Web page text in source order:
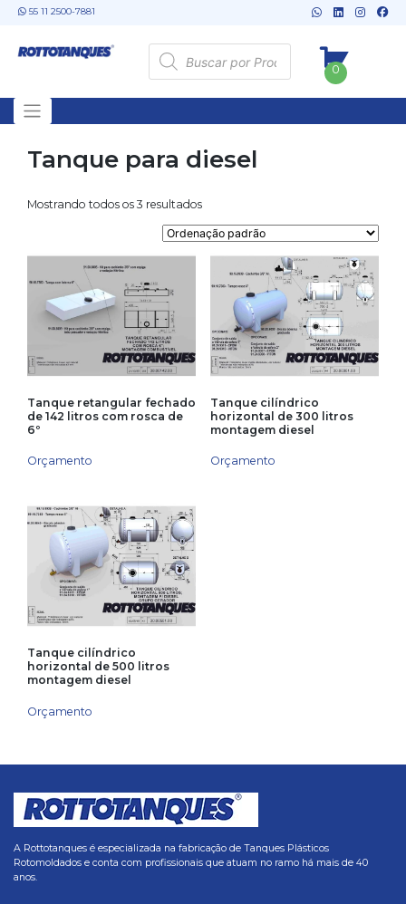
Skip 55 11 2500-7881
Pesquisar
produtos
0
Tanque para diesel
Mostrando todos os 3 resultados
Tanque retangular fechado
de 142 litros com rosca de
6º
Orçamento
Tanque cilíndrico
horizontal de 300 litros
montagem diesel
Orçamento
Tanque cilíndrico
horizontal de 500 litros
montagem diesel
Orçamento
A Rottotanques é especializada na fabricação de Tanques Plásticos
Rotomoldados e conta com profissionais que atuam no ramo há mais de 40
anos.